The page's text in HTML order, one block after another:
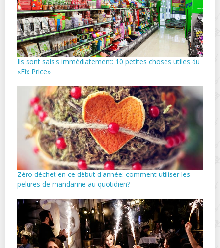
Ils sont saisis immédiatement: 10 petites choses utiles du
«Fix Price»
Zéro déchet en ce début d'année: comment utiliser les
pelures de mandarine au quotidien?